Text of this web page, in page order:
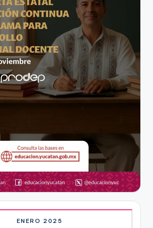
ENERO 2025